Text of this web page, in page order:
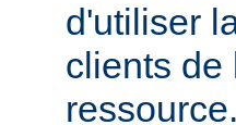
d'utiliser
clients de